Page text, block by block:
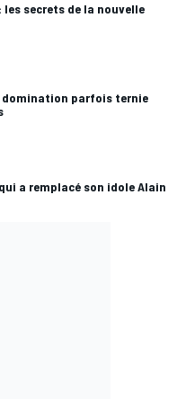
les secrets de la nouvelle
domination parfois ternie
a remplacé son idole Alain